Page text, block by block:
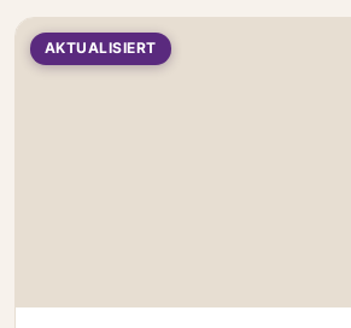
AKTUALISIERT